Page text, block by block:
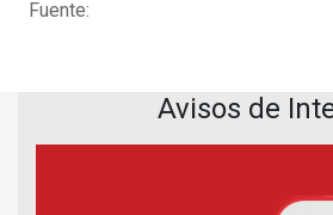
Fuente:
Avisos de